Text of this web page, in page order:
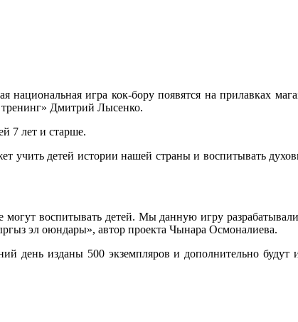
национальная игра кок-бору появятся на прилавках
тренинг» Дмитрий Лысенко.
7 лет и старше.
учить детей истории нашей страны и воспитывать
воспитывать детей. Мы данную игру
эл оюндары», автор проекта Чынара Осмоналиева.
день изданы 500 экземпляров и дополнительно